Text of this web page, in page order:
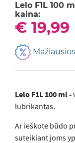
Lelo F1L 100
kaina:
€ 19,99
Lelo F1L 100 ml -
lubrikantas.
Ar ieškote būdo
suteikiant joms